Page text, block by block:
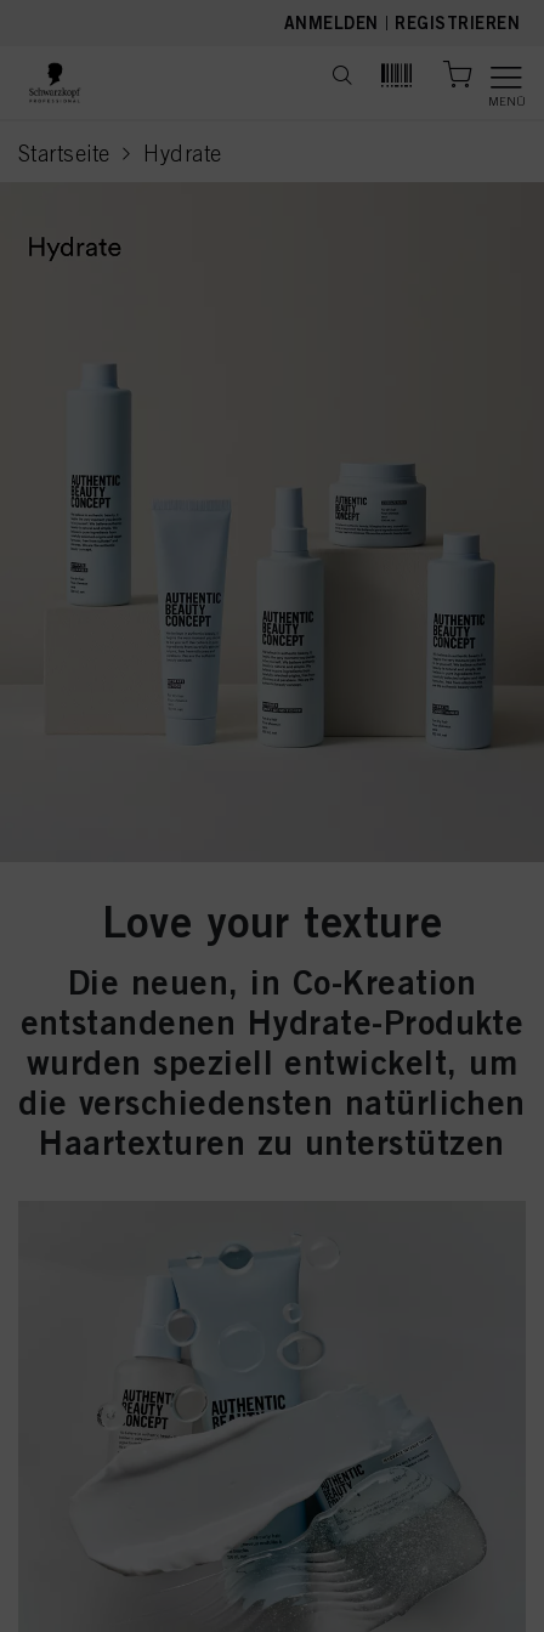
ANMELDEN | REGISTRIEREN
MENÜ
Startseite Hydrate
current page
Love your texture
Die neuen, in Co-Kreation
entstandenen Hydrate-Produkte
wurden speziell entwickelt, um
die verschiedensten natürlichen
Haartexturen zu unterstützen